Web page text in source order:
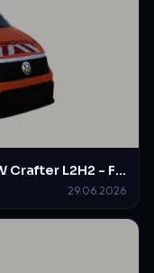
Straßenmeisterei Mittelberg - VW Crafter L2H2 - Fiktiv!
29.06.2026